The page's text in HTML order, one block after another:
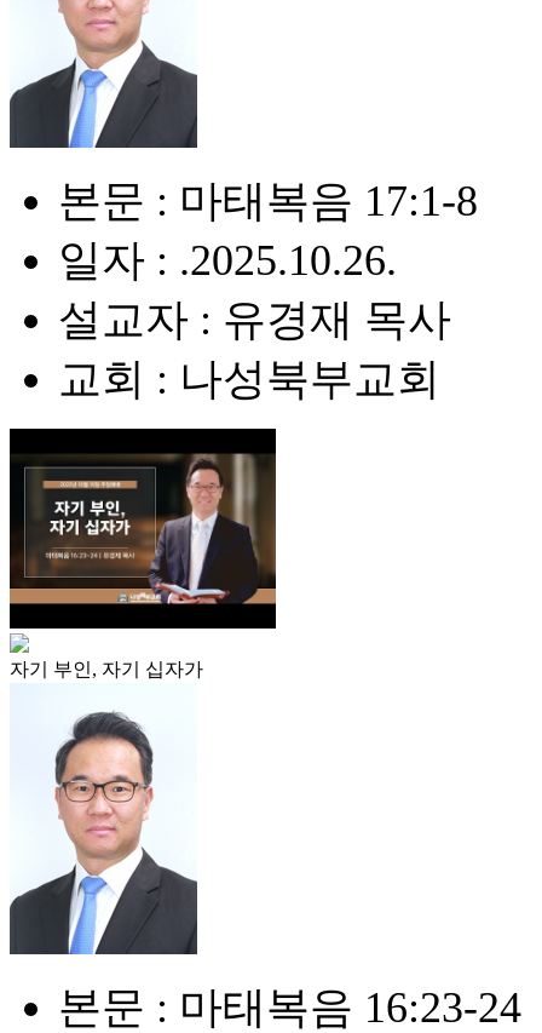
본문 : 마태복음 17:1-8
일자 : .2025.10.26.
설교자 : 유경재 목사
교회 : 나성북부교회
자기 부인, 자기 십자가
본문 : 마태복음 16:23-24